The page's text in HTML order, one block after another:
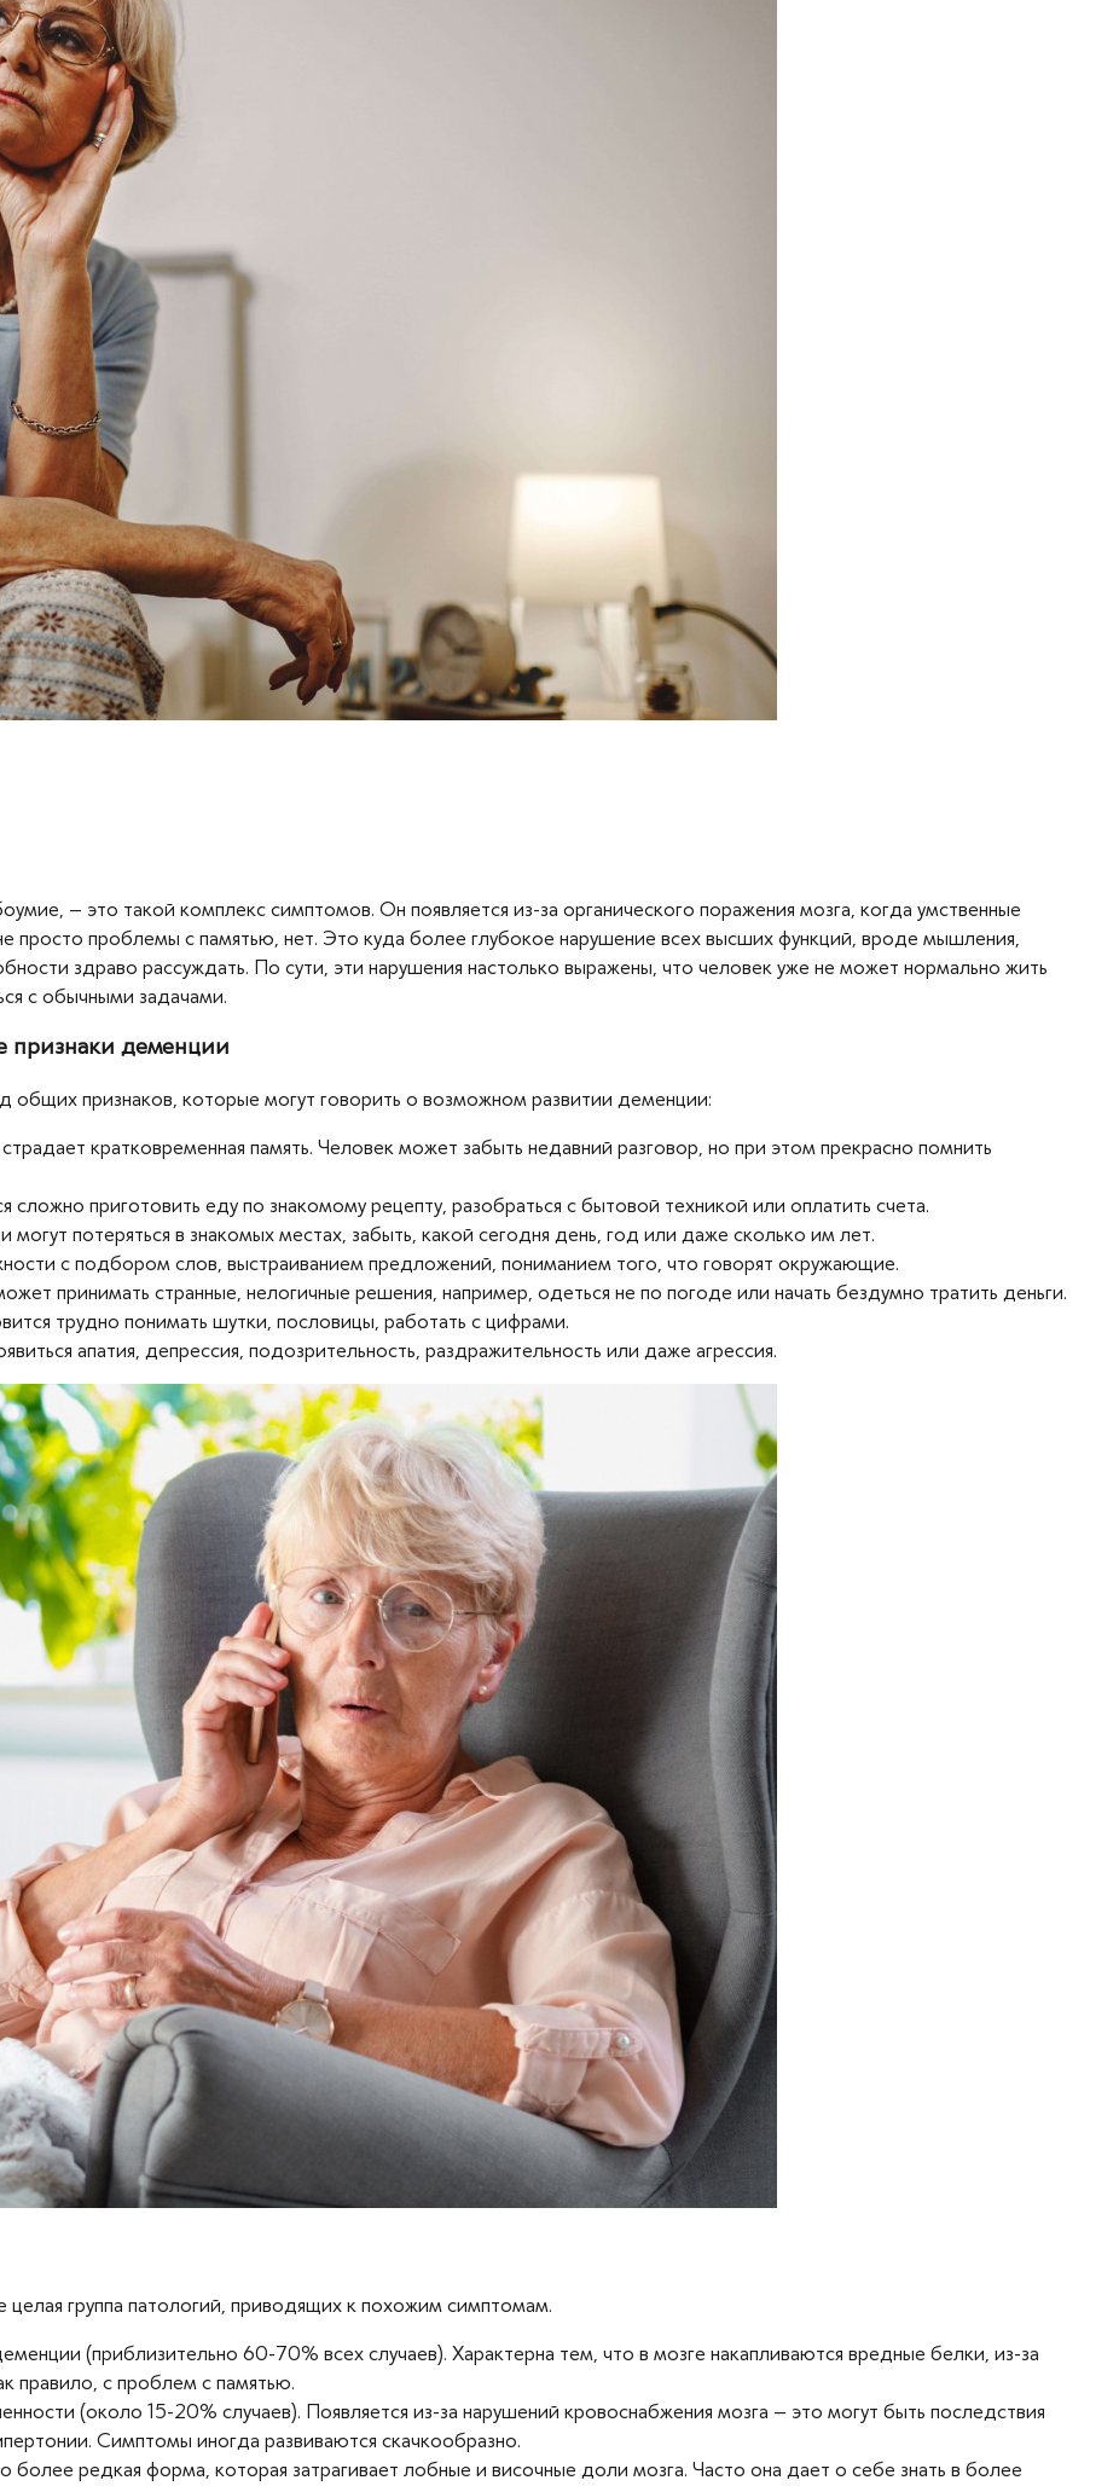
– это такой комплекс симптомов. Он появляется из-за органического поражения мозга, когда умственные
просто проблемы с памятью, нет. Это куда более глубокое нарушение всех высших функций, вроде мышления,
здраво рассуждать. По сути, эти нарушения настолько выражены, что человек уже не может нормально жить
с обычными задачами.
признаки деменции
общих признаков, которые могут говорить о возможном развитии деменции:
кратковременная память. Человек может забыть недавний разговор, но при этом прекрасно помнить
сложно приготовить еду по знакомому рецепту, разобраться с бытовой техникой или оплатить счета.
могут потеряться в знакомых местах, забыть, какой сегодня день, год или даже сколько им лет.
с подбором слов, выстраиванием предложений, пониманием того, что говорят окружающие.
принимать странные, нелогичные решения, например, одеться не по погоде или начать бездумно тратить деньги.
трудно понимать шутки, пословицы, работать с цифрами.
апатия, депрессия, подозрительность, раздражительность или даже агрессия.
группа патологий, приводящих к похожим симптомам.
(приблизительно 60-70% всех случаев). Характерна тем, что в мозге накапливаются вредные белки, из-за
правило, с проблем с памятью.
(около 15-20% случаев). Появляется из-за нарушений кровоснабжения мозга – это могут быть последствия
Симптомы иногда развиваются скачкообразно.
более редкая форма, которая затрагивает лобные и височные доли мозга. Часто она дает о себе знать в более